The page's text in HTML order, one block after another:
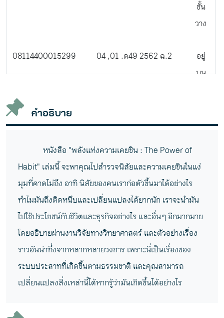
ชั้น
วาง
08114400015299 04 ,01 .ด49 2562 ฉ.2
อยู่
บน
คำอธิบาย
หนังสือ "พลังแห่งความเคยชิน : The Power of
Habit" เล่มนี้ จะพาคุณไปสำรวจนิสัยและความเคยชินในแง่
มุมที่คาดไม่ถึง อาทิ นิสัยของคนเราก่อตัวขึ้นมาได้อย่างไร
ทำไมมันถึงติดหนึบและเปลี่ยนแปลงได้ยากนัก เราจะนำมัน
ไปใช้ประโยชน์กับชีวิตและธุรกิจอย่างไร และอื่น ๆ อีกมากมาย
โดยอธิบายผ่านงานวิจัยทางวิทยาศาสตร์ และตัวอย่างเรื่อง
ราวอันน่าทึ่งจากหลากหลายวงการ เพราะนี่เป็นเรื่องของ
ระบบประสาทที่เกิดขึ้นตามธรรมชาติ และคุณสามารถ
เปลี่ยนแปลงสิ่งเหล่านี้ได้หากรู้ว่ามันเกิดขึ้นได้อย่างไร